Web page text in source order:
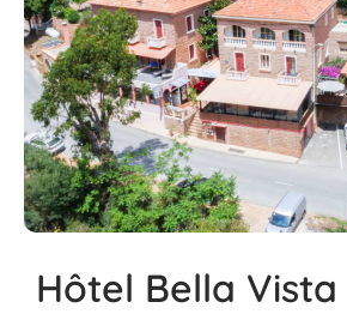
Hôtel Bella Vista